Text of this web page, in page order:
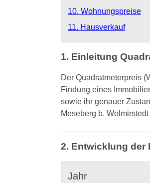
10. Wohnungspreise
11. Hausverkauf
1. Einleitung
Der Quadratmeterpreis
Findung eines
sowie ihr genauer
Meseberg b.
2. Entwicklung der
Jahr